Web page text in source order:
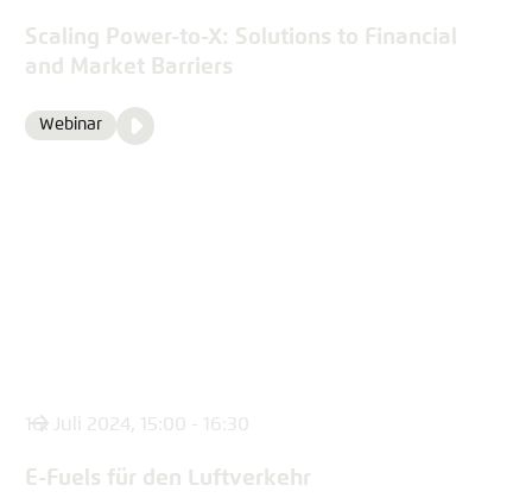
Scaling Power-to-X: Solutions to Financial
and Market Barriers
Format
Webinar
Media
Video
16. Juli 2024, 15:00 - 16:30
E-Fuels für den Luftverkehr